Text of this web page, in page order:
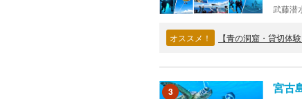
オススメ！
3 宮古